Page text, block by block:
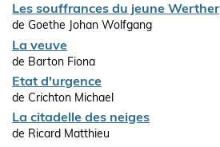
Les souffrances du jeune Werther
de Goethe Johan Wolfgang
La veuve
de Barton Fiona
Etat d'urgence
de Crichton Michael
La citadelle des neiges
de Ricard Matthieu